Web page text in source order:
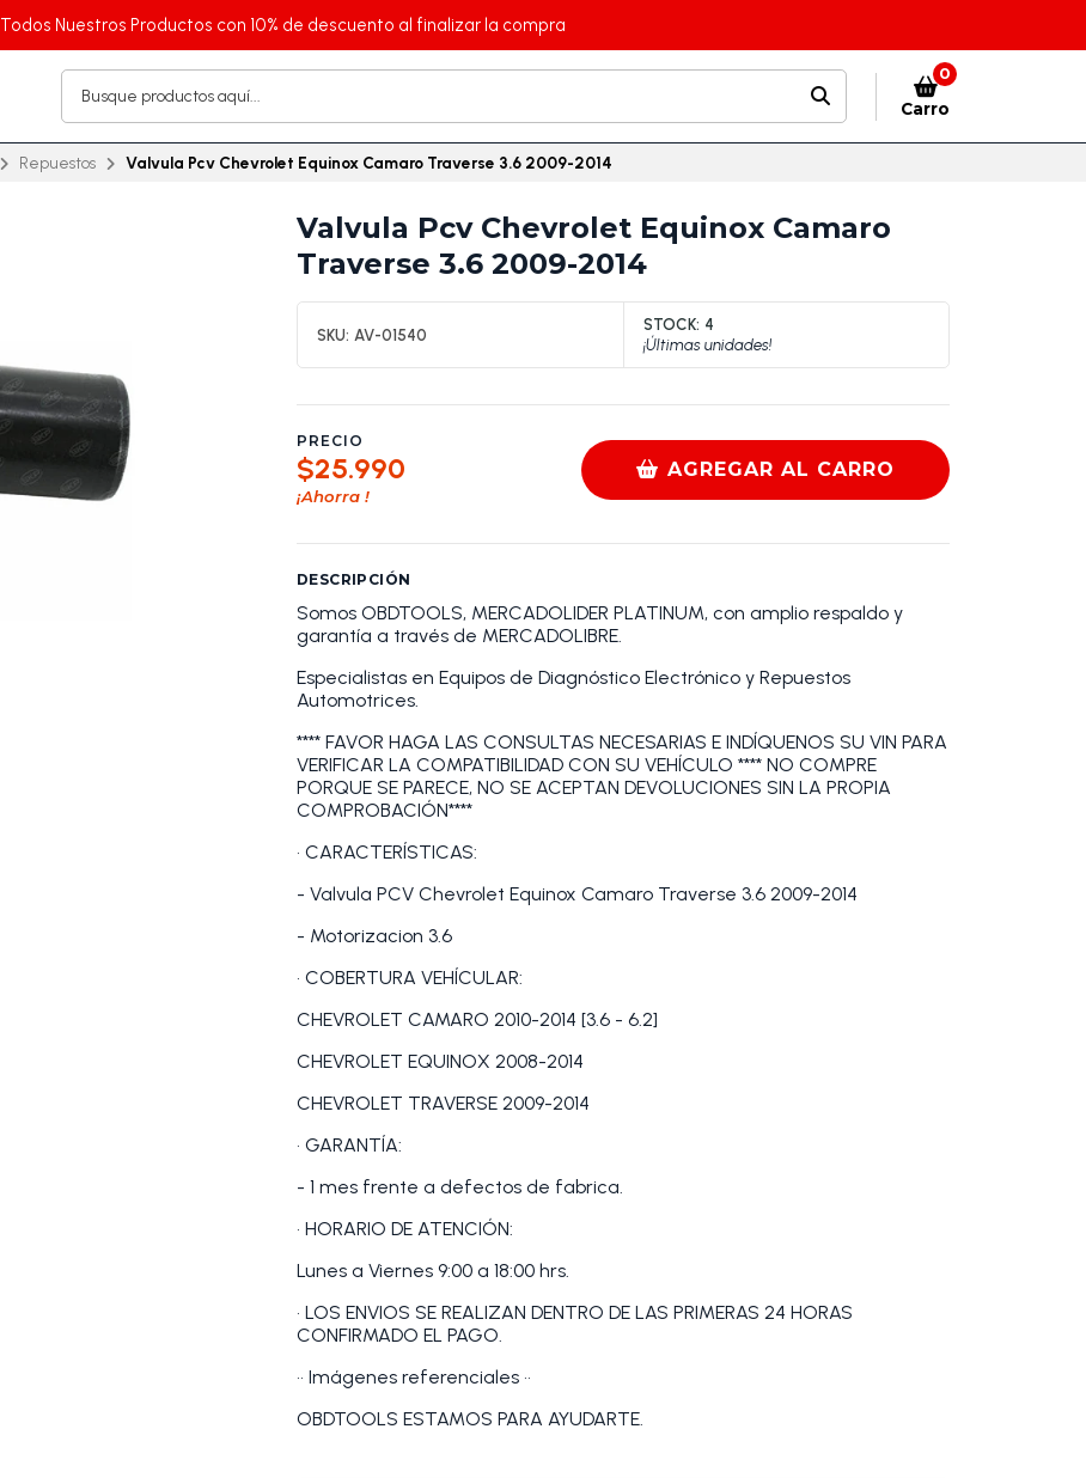
Todos Nuestros Productos con 10% de descuento al finalizar la compra
0
Carro
Repuestos Valvula Pcv Chevrolet Equinox Camaro Traverse 3.6 2009-2014
Valvula Pcv Chevrolet Equinox Camaro
Traverse 3.6 2009-2014
SKU: AV-01540
STOCK: 4
¡Últimas unidades!
PRECIO
$25.990
¡Ahorra !
AGREGAR AL CARRO
DESCRIPCIÓN
Somos OBDTOOLS, MERCADOLIDER PLATINUM, con amplio respaldo y
garantía a través de MERCADOLIBRE.
Especialistas en Equipos de Diagnóstico Electrónico y Repuestos
Automotrices.
**** FAVOR HAGA LAS CONSULTAS NECESARIAS E INDÍQUENOS SU VIN PARA
VERIFICAR LA COMPATIBILIDAD CON SU VEHÍCULO **** NO COMPRE
PORQUE SE PARECE, NO SE ACEPTAN DEVOLUCIONES SIN LA PROPIA
COMPROBACIÓN****
• CARACTERÍSTICAS:
- Valvula PCV Chevrolet Equinox Camaro Traverse 3.6 2009-2014
- Motorizacion 3.6
• COBERTURA VEHÍCULAR:
CHEVROLET CAMARO 2010-2014 [3.6 - 6.2]
CHEVROLET EQUINOX 2008-2014
CHEVROLET TRAVERSE 2009-2014
• GARANTÍA:
- 1 mes frente a defectos de fabrica.
• HORARIO DE ATENCIÓN:
Lunes a Viernes 9:00 a 18:00 hrs.
• LOS ENVIOS SE REALIZAN DENTRO DE LAS PRIMERAS 24 HORAS
CONFIRMADO EL PAGO.
•• Imágenes referenciales ••
OBDTOOLS ESTAMOS PARA AYUDARTE.